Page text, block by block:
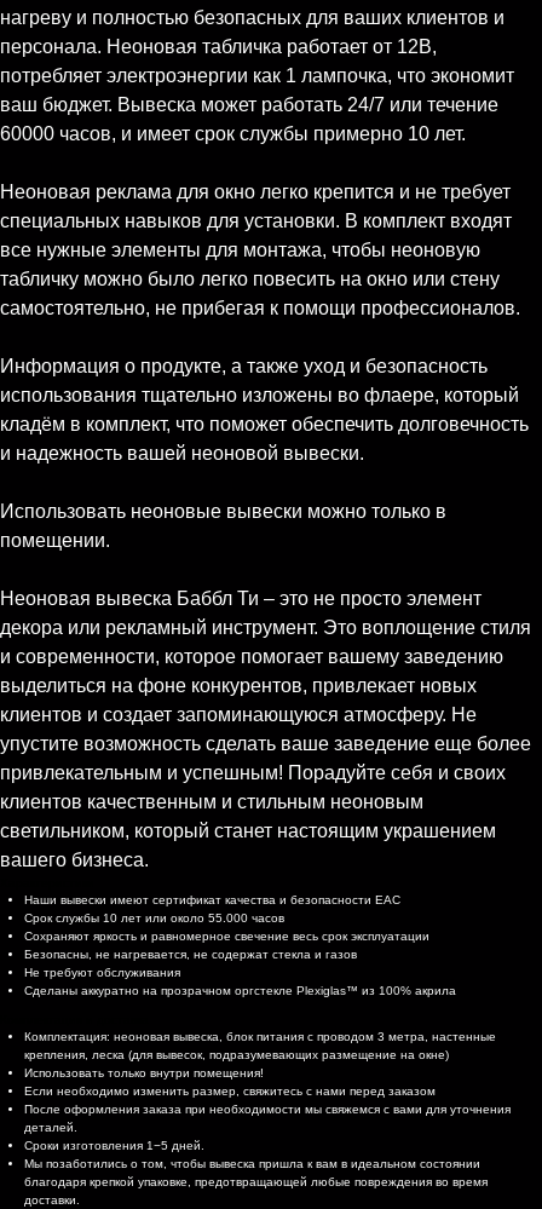
нагреву и полностью безопасных для ваших клиентов и
персонала. Неоновая табличка работает от 12В,
потребляет электроэнергии как 1 лампочка, что экономит
ваш бюджет. Вывеска может работать 24/7 или течение
60000 часов, и имеет срок службы примерно 10 лет.
Неоновая реклама для окно легко крепится и не требует
специальных навыков для установки. В комплект входят
все нужные элементы для монтажа, чтобы неоновую
табличку можно было легко повесить на окно или стену
самостоятельно, не прибегая к помощи профессионалов.
Информация о продукте, а также уход и безопасность
использования тщательно изложены во флаере, который
кладём в комплект, что поможет обеспечить долговечность
и надежность вашей неоновой вывески.
Использовать неоновые вывески можно только в
помещении.
Неоновая вывеска Баббл Ти – это не просто элемент
декора или рекламный инструмент. Это воплощение стиля
и современности, которое помогает вашему заведению
выделиться на фоне конкурентов, привлекает новых
клиентов и создает запоминающуюся атмосферу. Не
упустите возможность сделать ваше заведение еще более
привлекательным и успешным! Порадуйте себя и своих
клиентов качественным и стильным неоновым
светильником, который станет настоящим украшением
вашего бизнеса.
Наши вывески имеют сертификат качества и безопасности EAC
Срок службы 10 лет или около 55.000 часов
Сохраняют яркость и равномерное свечение весь срок эксплуатации
Безопасны, не нагревается, не содержат стекла и газов
Не требуют обслуживания
Сделаны аккуратно на прозрачном оргстекле Plexiglas™ из 100% акрила
Комплектация: неоновая вывеска, блок питания с проводом 3 метра, настенные
крепления, леска (для вывесок, подразумевающих размещение на окне)
Использовать только внутри помещения!
Если необходимо изменить размер, свяжитесь с нами перед заказом
После оформления заказа при необходимости мы свяжемся с вами для уточнения
деталей.
Сроки изготовления 1−5 дней.
Мы позаботились о том, чтобы вывеска пришла к вам в идеальном состоянии
благодаря крепкой упаковке, предотвращающей любые повреждения во время
доставки.